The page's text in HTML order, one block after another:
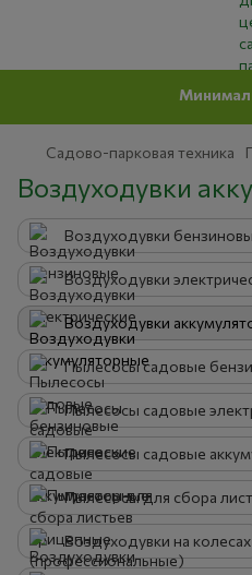
Минимальная сумма
Садово-парковая техника
Воздуходувки
Воздуходувки
Воздуходувки
Воздуходувки
Пылесосы садовые
Пылесосы садовые
Пылесосы садовые
Воздуходувки на колесах